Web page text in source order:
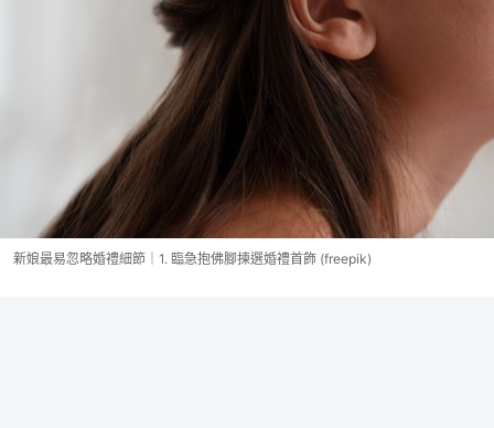
新娘最易忽略婚禮細節｜1. 臨急抱佛腳揀選婚禮首飾 (freepik)